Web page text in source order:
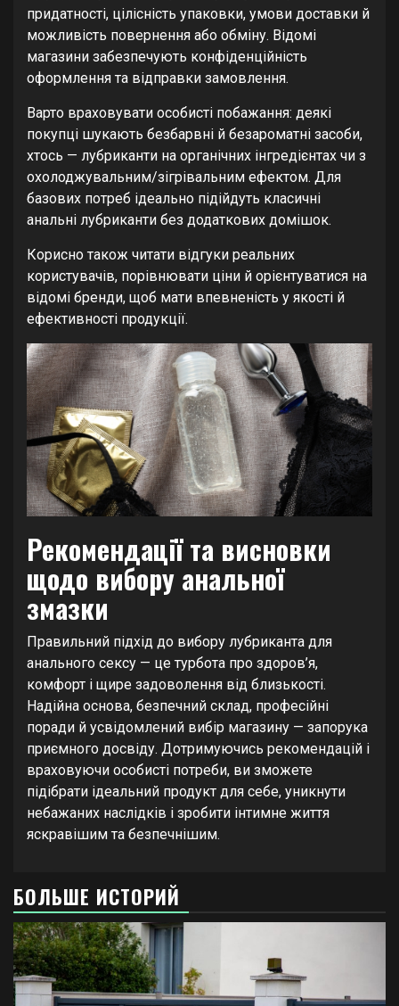
придатності, цілісність упаковки, умови доставки й
можливість повернення або обміну. Відомі
магазини забезпечують конфіденційність
оформлення та відправки замовлення.
Варто враховувати особисті побажання: деякі
покупці шукають безбарвні й безароматні засоби,
хтось — лубриканти на органічних інгредієнтах чи з
охолоджувальним/зігрівальним ефектом. Для
базових потреб ідеально підійдуть класичні
анальні лубриканти без додаткових домішок.
Корисно також читати відгуки реальних
користувачів, порівнювати ціни й орієнтуватися на
відомі бренди, щоб мати впевненість у якості й
ефективності продукції.
Рекомендації та висновки
щодо вибору анальної
змазки
Правильний підхід до вибору лубриканта для
анального сексу — це турбота про здоров’я,
комфорт і щире задоволення від близькості.
Надійна основа, безпечний склад, професійні
поради й усвідомлений вибір магазину — запорука
приємного досвіду. Дотримуючись рекомендацій і
враховуючи особисті потреби, ви зможете
підібрати ідеальний продукт для себе, уникнути
небажаних наслідків і зробити інтимне життя
яскравішим та безпечнішим.
БОЛЬШЕ ИСТОРИЙ